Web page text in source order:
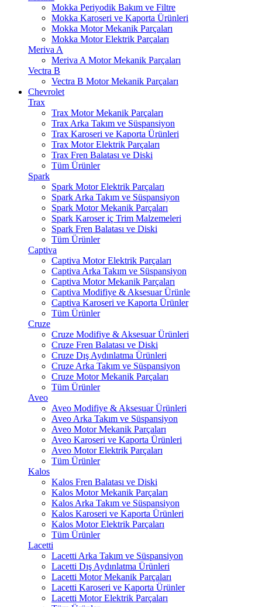
Mokka Periyodik Bakım ve Filtre
Mokka Karoseri ve Kaporta Ürünleri
Mokka Motor Mekanik Parçaları
Mokka Motor Elektrik Parçaları
Meriva A
Meriva A Motor Mekanik Parçaları
Vectra B
Vectra B Motor Mekanik Parçaları
Chevrolet
Trax
Trax Motor Mekanik Parçaları
Trax Arka Takım ve Süspansiyon
Trax Karoseri ve Kaporta Ürünleri
Trax Motor Elektrik Parçaları
Trax Fren Balatası ve Diski
Tüm Ürünler
Spark
Spark Motor Elektrik Parçaları
Spark Arka Takım ve Süspansiyon
Spark Motor Mekanik Parçaları
Spark Karoser iç Trim Malzemeleri
Spark Fren Balatası ve Diski
Tüm Ürünler
Captiva
Captiva Motor Elektrik Parçaları
Captiva Arka Takım ve Süspansiyon
Captiva Motor Mekanik Parçaları
Captiva Modifiye & Aksesuar Ürünle
Captiva Karoseri ve Kaporta Ürünler
Tüm Ürünler
Cruze
Cruze Modifiye & Aksesuar Ürünleri
Cruze Fren Balatası ve Diski
Cruze Dış Aydınlatma Ürünleri
Cruze Arka Takım ve Süspansiyon
Cruze Motor Mekanik Parçaları
Tüm Ürünler
Aveo
Aveo Modifiye & Aksesuar Ürünleri
Aveo Arka Takım ve Süspansiyon
Aveo Motor Mekanik Parçaları
Aveo Karoseri ve Kaporta Ürünleri
Aveo Motor Elektrik Parçaları
Tüm Ürünler
Kalos
Kalos Fren Balatası ve Diski
Kalos Motor Mekanik Parçaları
Kalos Arka Takım ve Süspansiyon
Kalos Karoseri ve Kaporta Ürünleri
Kalos Motor Elektrik Parçaları
Tüm Ürünler
Lacetti
Lacetti Arka Takım ve Süspansiyon
Lacetti Dış Aydınlatma Ürünleri
Lacetti Motor Mekanik Parçaları
Lacetti Karoseri ve Kaporta Ürünler
Lacetti Motor Elektrik Parçaları